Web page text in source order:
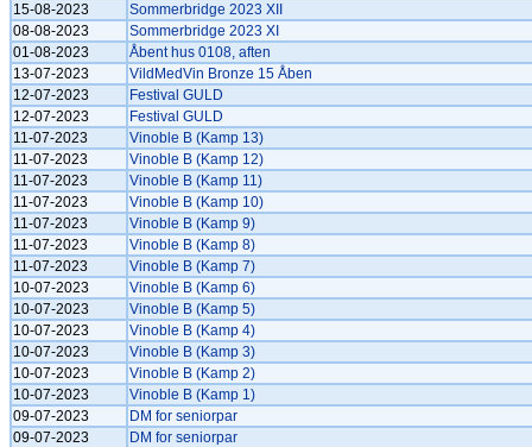
15-08-2023
Sommerbridge 2023 XII
08-08-2023
Sommerbridge 2023 XI
01-08-2023
Åbent hus 0108, aften
13-07-2023
VildMedVin Bronze 15 Åben
12-07-2023
Festival GULD
12-07-2023
Festival GULD
11-07-2023
Vinoble B (Kamp 13)
11-07-2023
Vinoble B (Kamp 12)
11-07-2023
Vinoble B (Kamp 11)
11-07-2023
Vinoble B (Kamp 10)
11-07-2023
Vinoble B (Kamp 9)
11-07-2023
Vinoble B (Kamp 8)
11-07-2023
Vinoble B (Kamp 7)
10-07-2023
Vinoble B (Kamp 6)
10-07-2023
Vinoble B (Kamp 5)
10-07-2023
Vinoble B (Kamp 4)
10-07-2023
Vinoble B (Kamp 3)
10-07-2023
Vinoble B (Kamp 2)
10-07-2023
Vinoble B (Kamp 1)
09-07-2023
DM for seniorpar
09-07-2023
DM for seniorpar